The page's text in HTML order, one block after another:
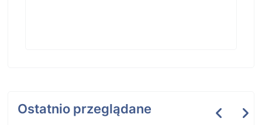
Ostatnio przeglądane